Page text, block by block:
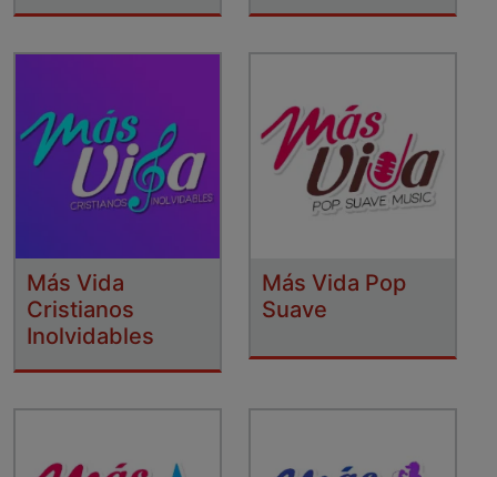
Más Vida
Cristianos
Inolvidables
Más Vida Pop
Suave